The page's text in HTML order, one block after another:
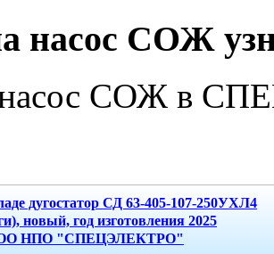
насос СОЖ
насос СОЖ в
дугостатор СД 63-405-107-250УХЛ4
новый, год изготовления 2025
ООО НПО "СПЕЦЭЛЕКТРО"